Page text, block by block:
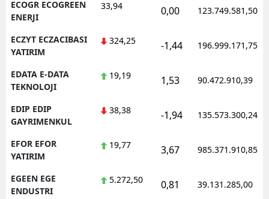
ECOGR ECOGREEN
ENERJI
33,94 0,00 123.749.581,50
ECZYT ECZACIBASI
YATIRIM
324,25 -1,44 196.999.171,75
EDATA E-DATA
TEKNOLOJI
19,19 1,53 90.472.910,39
EDIP EDIP
GAYRIMENKUL
38,38 -1,94 135.573.300,24
EFOR EFOR
YATIRIM
19,77 3,67 985.371.910,85
EGEEN EGE
ENDUSTRI
5.272,50 0,81 39.131.285,00